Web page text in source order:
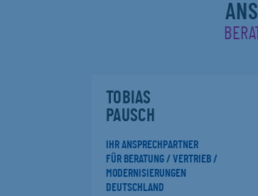
TOBIAS
PAUSCH
IHR ANSPRECHPARTNER
FÜR BERATUNG / VERTRIEB /
MODERNISIERUNGEN
DEUTSCHLAND